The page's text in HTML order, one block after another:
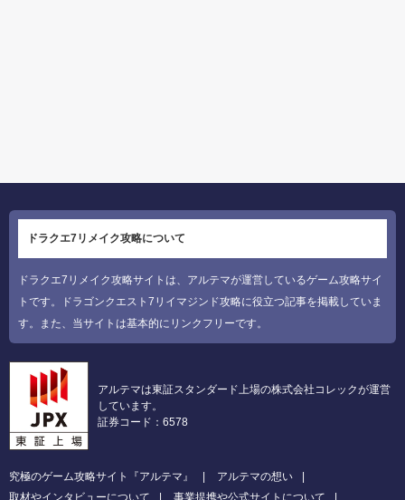
ドラクエ7リメイク攻略について
ドラクエ7リメイク攻略サイトは、アルテマが運営しているゲーム攻略サイ
トです。ドラゴンクエスト7リイマジンド攻略に役立つ記事を掲載していま
す。また、当サイトは基本的にリンクフリーです。
アルテマは東証スタンダード上場の株式会社コレックが運営
しています。
証券コード：6578
究極のゲーム攻略サイト『アルテマ』
アルテマの想い
取材やインタビューについて
事業提携や公式サイトについて